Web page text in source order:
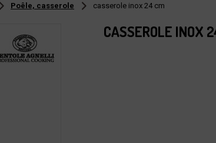
Poêle, casserole casserole inox 24 cm
CASSEROLE INOX